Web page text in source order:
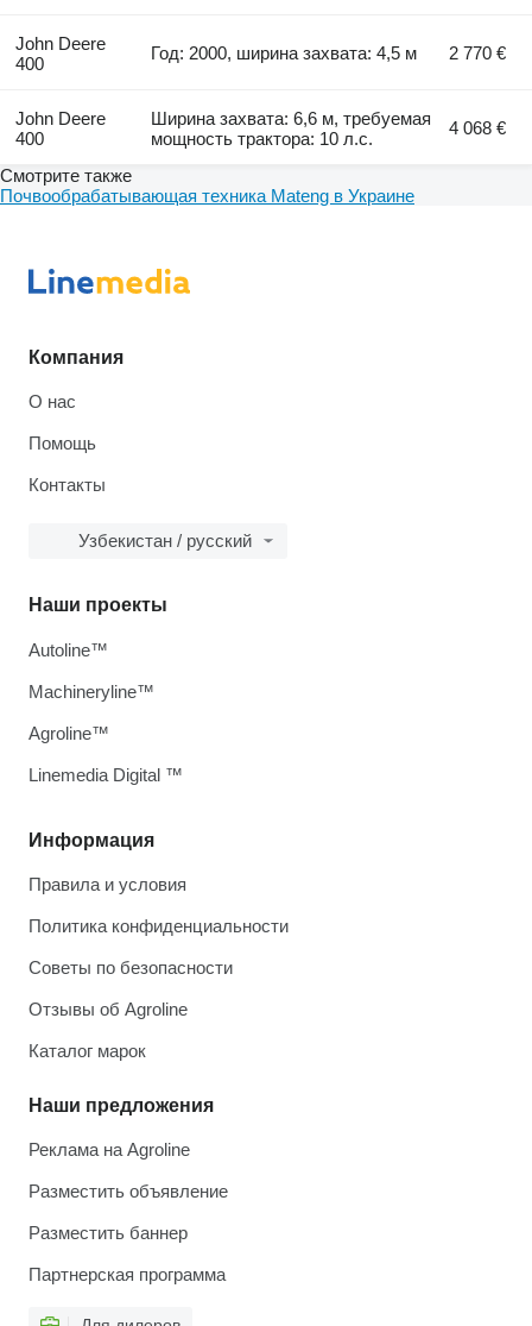
John Deere
400
Год: 2000, ширина захвата: 4,5 м 2 770 €
John Deere
400
Ширина захвата: 6,6 м, требуемая
мощность трактора: 10 л.с.
4 068 €
Смотрите также
Почвообрабатывающая техника Mateng в Украине
Компания
О нас
Помощь
Контакты
Узбекистан / русский
Информация
Правила и условия
Политика конфиденциальности
Советы по безопасности
Отзывы об Agroline
Каталог марок
Наши предложения
Реклама на Agroline
Разместить объявление
Разместить баннер
Партнерская программа
Наши проекты
Autoline™
Machineryline™
Agroline™
Linemedia Digital ™